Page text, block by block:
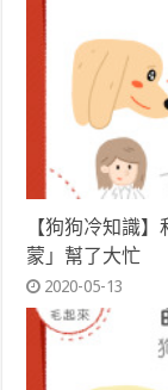
【狗狗冷知識
蒙」幫了大忙
2020-05-13